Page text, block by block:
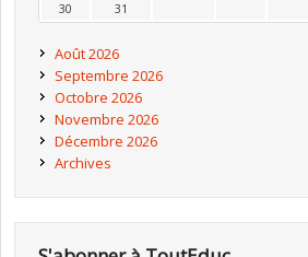
30
31
Août 2026
Septembre 2026
Octobre 2026
Novembre 2026
Décembre 2026
Archives